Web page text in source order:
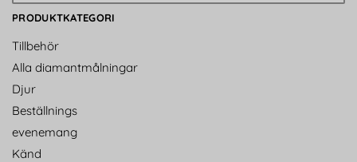
PRODUKTKATEGORI
Tillbehör
Alla diamantmålningar
Djur
Beställnings
evenemang
Känd